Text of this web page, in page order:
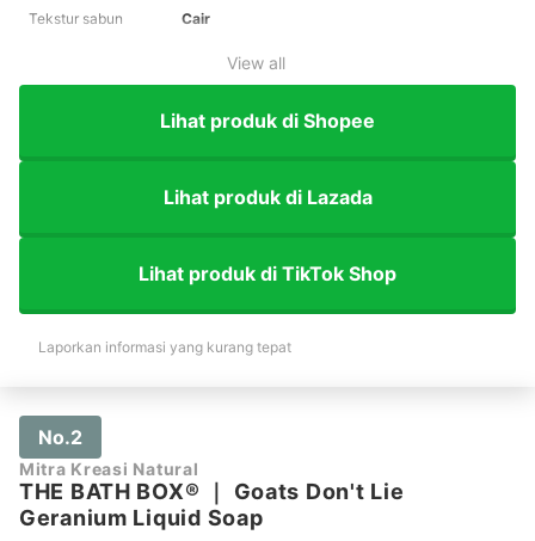
Tekstur sabun Cair
View all
Lihat produk di Shopee
Lihat produk di Lazada
Lihat produk di TikTok Shop
Laporkan informasi yang kurang tepat
No.2
Mitra Kreasi Natural
THE BATH BOX®
Goats Don't Lie
Geranium Liquid Soap